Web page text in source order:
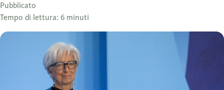
Pubblicato
Tempo di lettura: 6 minuti